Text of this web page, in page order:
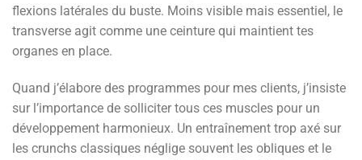
flexions latérales du buste. Moins visible mais essentiel, le
transverse agit comme une ceinture qui maintient tes
organes en place.
Quand j’élabore des programmes pour mes clients, j’insiste
sur l’importance de solliciter tous ces muscles pour un
développement harmonieux. Un entraînement trop axé sur
les crunchs classiques néglige souvent les obliques et le